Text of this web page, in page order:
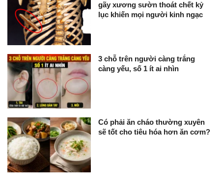
gãy xương sườn thoát chết kỷ
lục khiến mọi người kinh ngạc
3 chỗ trên người càng trắng
càng yếu, số 1 ít ai nhìn
Có phải ăn cháo thường xuyên
sẽ tốt cho tiêu hóa hơn ăn cơm?